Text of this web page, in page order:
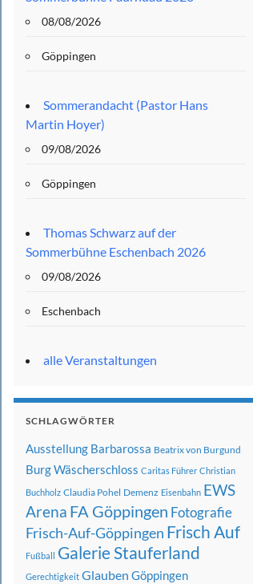
08/08/2026
Göppingen
Sommerandacht (Pastor Hans
Martin Hoyer)
09/08/2026
Göppingen
Thomas Schwarz auf der
Sommerbühne Eschenbach 2026
09/08/2026
Eschenbach
alle Veranstaltungen
SCHLAGWÖRTER
Ausstellung Barbarossa Beatrix von Burgund
Burg Wäscherschloss Caritas Führer Christian
Buchholz Claudia Pohel Demenz Eisenbahn EWS
Arena FA Göppingen Fotografie
Frisch-Auf-Göppingen Frisch Auf
Fußball Galerie Stauferland
Gerechtigkeit Glauben Göppingen